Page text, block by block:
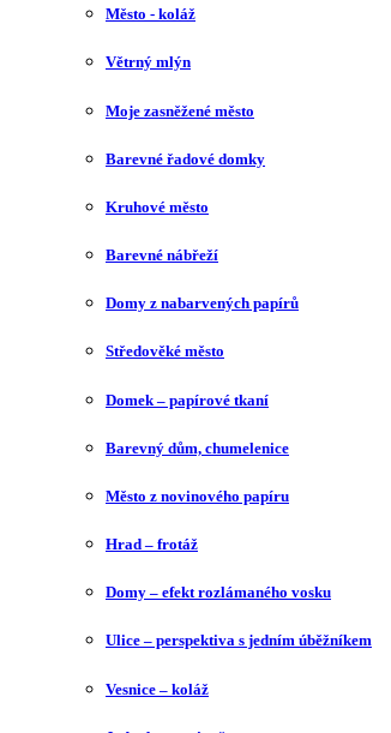
Město - koláž
Větrný mlýn
Moje zasněžené město
Barevné řadové domky
Kruhové město
Barevné nábřeží
Domy z nabarvených papírů
Středověké město
Domek – papírové tkaní
Barevný dům, chumelenice
Město z novinového papíru
Hrad – frotáž
Domy – efekt rozlámaného vosku
Ulice – perspektiva s jedním úběžníkem
Vesnice – koláž